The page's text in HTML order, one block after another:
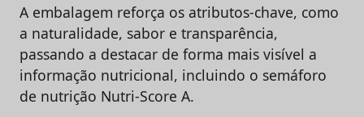
A embalagem reforça os atributos-chave, como
a naturalidade, sabor e transparência,
passando a destacar de forma mais visível a
informação nutricional, incluindo o semáforo
de nutrição Nutri-Score A.